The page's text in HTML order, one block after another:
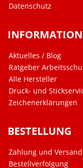
Datenschutz
Aktuelles / Blog
Ratgeber
Alle Hersteller
Druck- und
Zeichenerklärungen
BESTELLUNG
Zahlung und Versand
Bestellverfolgung